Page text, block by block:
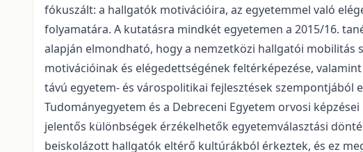
fókuszált: a hallgatók motivációira, az egyetemmel való
folyamatára. A kutatásra mindkét egyetemen a 2015/16.
alapján elmondható, hogy a nemzetközi hallgatói mobilitás
motivációinak és elégedettségének feltérképezése,
távú egyetem- és várospolitikai fejlesztések szempontjából
Tudományegyetem és a Debreceni Egyetem orvosi
jelentős különbségek érzékelhetők egyetemválasztási
beiskolázott hallgatók eltérő kultúrákból érkeztek, és ez